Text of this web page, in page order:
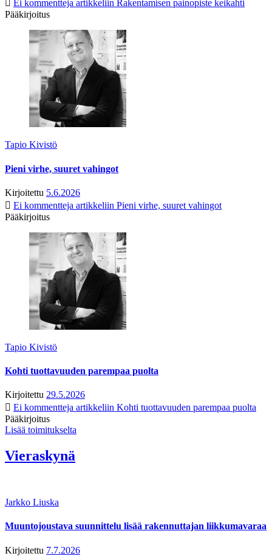
Ei kommentteja artikkeliin Rakentamisen painopiste keikahti
Pääkirjoitus
Tapio Kivistö
Pieni virhe, suuret vahingot
Kirjoitettu 5.6.2026
Ei kommentteja artikkeliin Pieni virhe, suuret vahingot
Pääkirjoitus
Tapio Kivistö
Kohti tuottavuuden parempaa puolta
Kirjoitettu 29.5.2026
Ei kommentteja artikkeliin Kohti tuottavuuden parempaa puolta
Pääkirjoitus
Lisää toimitukselta
Vieraskynä
Jarkko Liuska
Muuntojoustava suunnittelu lisää rakennuttajan liikkumavaraa
Kirjoitettu 7.7.2026